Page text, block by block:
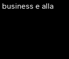
e alla